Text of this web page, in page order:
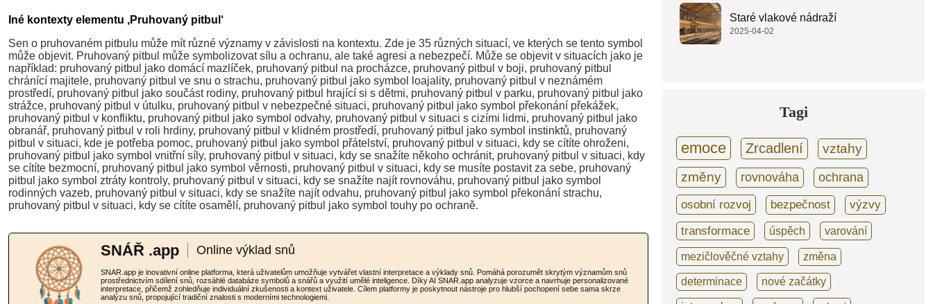
Iné kontexty elementu ‚Pruhovaný pitbul‘
Sen o pruhovaném pitbulu může mít různé významy v závislosti na kontextu. Zde je 35 různých situací, ve kterých se tento symbol
může objevit. Pruhovaný pitbul může symbolizovat sílu a ochranu, ale také agresi a nebezpečí. Může se objevit v situacích jako je
například: pruhovaný pitbul jako domácí mazlíček, pruhovaný pitbul na procházce, pruhovaný pitbul v boji, pruhovaný pitbul
chránící majitele, pruhovaný pitbul ve snu o strachu, pruhovaný pitbul jako symbol loajality, pruhovaný pitbul v neznámém
prostředí, pruhovaný pitbul jako součást rodiny, pruhovaný pitbul hrající si s dětmi, pruhovaný pitbul v parku, pruhovaný pitbul jako
strážce, pruhovaný pitbul v útulku, pruhovaný pitbul v nebezpečné situaci, pruhovaný pitbul jako symbol překonání překážek,
pruhovaný pitbul v konfliktu, pruhovaný pitbul jako symbol odvahy, pruhovaný pitbul v situaci s cizími lidmi, pruhovaný pitbul jako
obranář, pruhovaný pitbul v roli hrdiny, pruhovaný pitbul v klidném prostředí, pruhovaný pitbul jako symbol instinktů, pruhovaný
pitbul v situaci, kde je potřeba pomoc, pruhovaný pitbul jako symbol přátelství, pruhovaný pitbul v situaci, kdy se cítíte ohroženi,
pruhovaný pitbul jako symbol vnitřní síly, pruhovaný pitbul v situaci, kdy se snažíte někoho ochránit, pruhovaný pitbul v situaci, kdy
se cítíte bezmocní, pruhovaný pitbul jako symbol věrnosti, pruhovaný pitbul v situaci, kdy se musíte postavit za sebe, pruhovaný
pitbul jako symbol ztráty kontroly, pruhovaný pitbul v situaci, kdy se snažíte najít rovnováhu, pruhovaný pitbul jako symbol
rodinných vazeb, pruhovaný pitbul v situaci, kdy se snažíte najít odvahu, pruhovaný pitbul jako symbol překonání strachu,
pruhovaný pitbul v situaci, kdy se cítíte osamělí, pruhovaný pitbul jako symbol touhy po ochraně.
SNÁŘ .app Online výklad snů
SNAR.app je inovativní online platforma, která uživatelům umožňuje vytvářet vlastní interpretace a výklady snů. Pomáhá porozumět skrytým významům snů
prostřednictvím sdílení snů, rozsáhlé databáze symbolů a snářů a využití umělé inteligence. Díky AI SNAR.app analyzuje vzorce a navrhuje personalizované
interpretace, přičemž zohledňuje individuální zkušenosti a kontext uživatele. Cílem platformy je poskytnout nástroje pro hlubší pochopení sebe sama skrze
analýzu snů, propojující tradiční znalosti s moderními technologiemi.
Staré vlakové nádraží
2025-04-02
Tagi
emoce Zrcadlení
vztahy
změny
rovnováha
ochrana
osobní rozvoj
bezpečnost výzvy
transformace úspěch varování
mezičlověčné vztahy změna
determinace nové začátky